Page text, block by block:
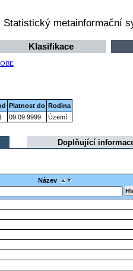
Statistický metainformační
Klasifikace
Platnost do Rodina
09.09.9999 Území
Doplňující
Název